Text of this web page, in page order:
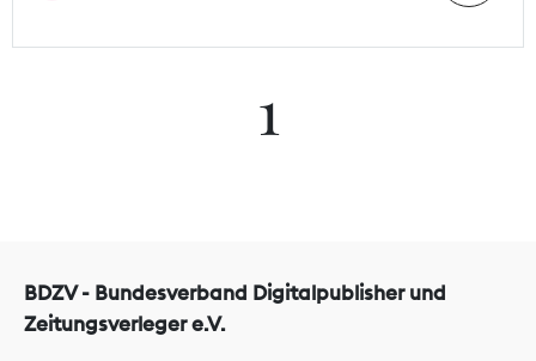
1
BDZV - Bundesverband Digitalpublisher und
Zeitungsverleger e.V.